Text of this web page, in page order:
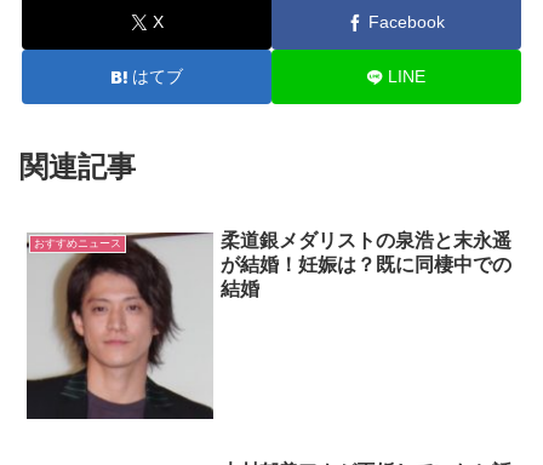
X Facebook
はてブ LINE
関連記事
おすすめニュース
柔道銀メダリストの泉浩と末永遥
が結婚！妊娠は？既に同棲中での
結婚